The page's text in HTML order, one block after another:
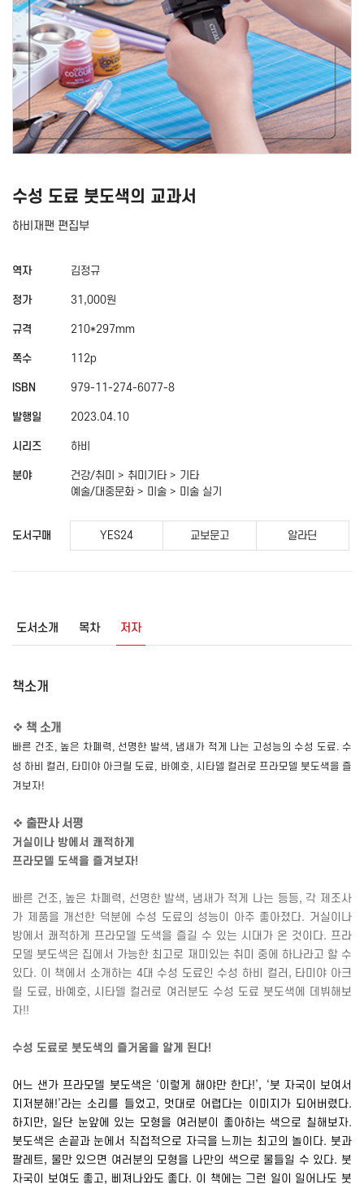
수성 도료 붓도색의 교과서
하비재팬 편집부
역자 김정규
정가 31,000원
규격 210*297mm
쪽수 112p
ISBN 979-11-274-6077-8
발행일 2023.04.10
시리즈 하비
분야
건강/취미 > 취미기타 > 기타
예술/대중문화 > 미술 > 미술 실기
도서구매 YES24 교보문고 알라딘
도서소개 목차 저자
책소개
❖ 책 소개
빠른 건조, 높은 차폐력 , 선명한 발색 , 냄새가 적게 나는 고성능의 수성 도료. 수
성 하비 컬러 , 타미야 아크릴 도료, 바예호, 시타델 컬러로 프라모델 붓도색을 즐
겨보자!
❖ 출판사 서평
거실이나 방에서 쾌적하게
프라모델 도색을 즐겨보자!
빠른 건조, 높은 차폐력 , 선명한 발색 , 냄새가 적게 나는 등등, 각 제조사
가 제품을 개선한 덕분에 수성 도료의 성능이 아주 좋아졌다. 거실이나
방에서 쾌적하게 프라모델 도색을 즐길 수 있는 시대가 온 것이다. 프라
모델 붓도색은 집에서 가능한 최고로 재미있는 취미 중에 하나라고 할 수
있다. 이 책에서 소개하는 4대 수성 도료인 수성 하비 컬러 , 타미야 아크
릴 도료, 바예호, 시타델 컬러로 여러분도 수성 도료 붓도색에 데뷔해보
자!!
수성 도료로 붓도색의 즐거움을 알게 된다!
어느 샌가 프라모델 붓도색은 ‘이렇게 해야만 한다!’, ‘붓 자국이 보여서
지저분해 !’라는 소리를 들었고, 멋대로 어렵다는 이미지가 되어버렸다.
하지만, 일단 눈앞에 있는 모형을 여러분이 좋아하는 색으로 칠해보자.
붓도색은 손끝과 눈에서 직접적으로 자극을 느끼는 최고의 놀이다. 붓과
팔레트, 물만 있으면 여러분의 모형을 나만의 색으로 물들일 수 있다. 붓
자국이 보여도 좋고, 삐져나와도 좋다. 이 책에는 그런 일이 일어나도 붓